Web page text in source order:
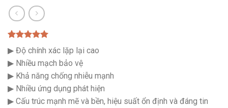
5.00 trên 5
dựa trên
đánh giá
▶ Độ chính xác lặp lại cao
▶ Nhiều mạch bảo vệ
▶ Khả năng chống nhiễu mạnh
▶ Nhiều ứng dụng phát hiện
▶ Cấu trúc mạnh mẽ và bền, hiệu suất ổn định và đáng tin